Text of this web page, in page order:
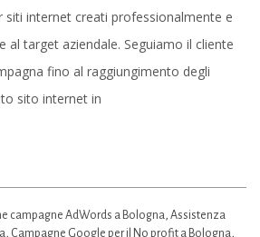
siti internet creati professionalmente e
al target aziendale. Seguiamo il cliente
fino al raggiungimento degli
sito internet in
campagne AdWords a Bologna, Assistenza
, Campagne Google per il No profit a Bologna,